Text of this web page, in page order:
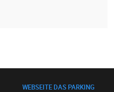
WEBSEITE DAS PARKING